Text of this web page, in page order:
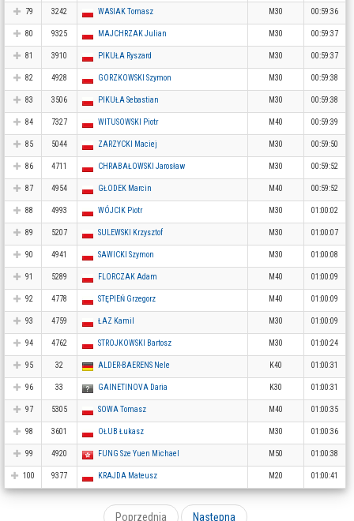
79 3242 WASIAK Tomasz M30 00:59:36
80 9325 MAJCHRZAK Julian M30 00:59:37
81 3910 PIKUŁA Ryszard M30 00:59:37
82 4928 GORZKOWSKI Szymon M30 00:59:38
83 3506 PIKUŁA Sebastian M30 00:59:38
84 7327 WITUSOWSKI Piotr M40 00:59:39
85 5044 ZARZYCKI Maciej M30 00:59:50
86 4711 CHRABAŁOWSKI Jarosław M30 00:59:52
87 4954 GŁODEK Marcin M40 00:59:52
88 4993 WÓJCIK Piotr M30 01:00:02
89 5207 SULEWSKI Krzysztof M30 01:00:07
90 4941 SAWICKI Szymon M30 01:00:08
91 5289 FLORCZAK Adam M40 01:00:09
92 4778 STĘPIEŃ Grzegorz M40 01:00:09
93 4759 ŁAZ Kamil M30 01:00:09
94 4762 STROJKOWSKI Bartosz M30 01:00:24
95 32 ALDER-BAERENS Nele K40 01:00:31
96 33 GAINETINOVA Daria K30 01:00:31
97 5305 SOWA Tomasz M40 01:00:35
98 3601 OŁUB Łukasz M30 01:00:36
99 4920 FUNG Sze Yuen Michael M50 01:00:38
100 9377 KRAJDA Mateusz M20 01:00:41
Poprzednia Następna